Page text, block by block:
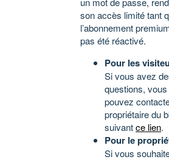
son accès limité tant
l’abonnement
pas été réactivé.
Pour les
Si vous avez
questions, vous
pouvez
propriétaire du
suivantce lien.
Pour le
Si vous